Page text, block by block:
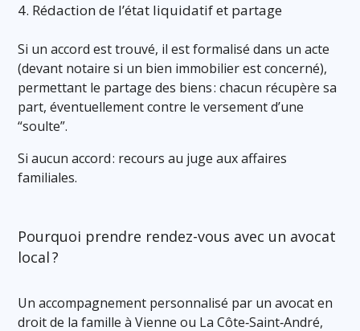
4. Rédaction de l’état liquidatif et partage
Si un accord est trouvé, il est formalisé dans un acte
(devant notaire si un bien immobilier est concerné),
permettant le partage des biens : chacun récupère sa
part, éventuellement contre le versement d’une
“soulte”.
Si aucun accord : recours au juge aux affaires
familiales.
Pourquoi prendre rendez-vous avec un avocat
local ?
Un accompagnement personnalisé par un avocat en
droit de la famille à Vienne ou La Côte‑Saint‑André,